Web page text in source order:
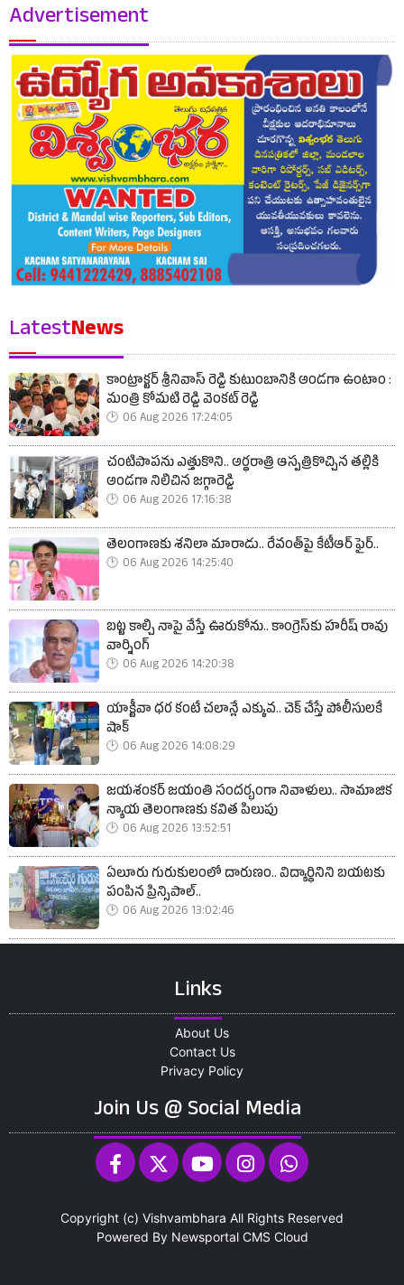
Advertisement
LatestNews
కాంట్రాక్టర్ శ్రీనివాస్ రెడ్డి కుటుంబానికి అండగా ఉంటాం :
మంత్రి కోమటి రెడ్డి వెంకట్ రెడ్డి
06 Aug 2026 17:24:05
చంటిపాపను ఎత్తుకొని.. అర్ధరాత్రి ఆస్పత్రికొచ్చిన తల్లికి
అండగా నిలిచిన జగ్గారెడ్డి
06 Aug 2026 17:16:38
తెలంగాణకు శనిలా మారాడు.. రేవంత్‌పై కేటీఆర్ ఫైర్..
06 Aug 2026 14:25:40
బట్ట కాల్చి నాపై వేస్తే ఊరుకోను.. కాంగ్రెస్‌కు హరీష్ రావు
వార్నింగ్
06 Aug 2026 14:20:38
యాక్టీవా ధర కంటే చలాన్లే ఎక్కువ.. చెక్ చేస్తే పోలీసులకే
షాక్
06 Aug 2026 14:08:29
జయశంకర్ జయంతి సందర్భంగా నివాళులు.. సామాజిక
న్యాయ తెలంగాణకు కవిత పిలుపు
06 Aug 2026 13:52:51
ఏలూరు గురుకులంలో దారుణం.. విద్యార్థినిని బయటకు
పంపిన ప్రిన్సిపాల్..
06 Aug 2026 13:02:46
Links
About Us
Contact Us
Privacy Policy
Join Us @ Social Media
Copyright (c) Vishvambhara All Rights Reserved
Powered By Newsportal CMS Cloud